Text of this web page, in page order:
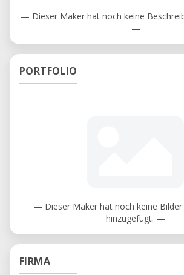
— Dieser Maker hat noch keine
—
PORTFOLIO
— Dieser Maker hat noch keine
hinzugefügt. —
FIRMA